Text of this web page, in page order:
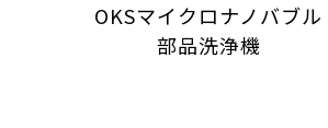
OKSマイクロナノバブル
部品洗浄機